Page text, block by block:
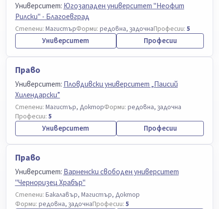
Университет:Югозападен университет "Неофит
Рилски" - Благоевград
Степени: МагистърФорми: редовна, задочнаПрофесии: 5
Университет Професии
Право
Университет: Пловдивски университет „Паисий
Хилендарски”
Степени: Магистър, ДокторФорми: редовна, задочна
Професии: 5
Университет Професии
Право
Университет: Варненски свободен университет
"Черноризец Храбър"
Степени: Бакалавър, Магистър, Доктор
Форми: редовна, задочнаПрофесии: 5